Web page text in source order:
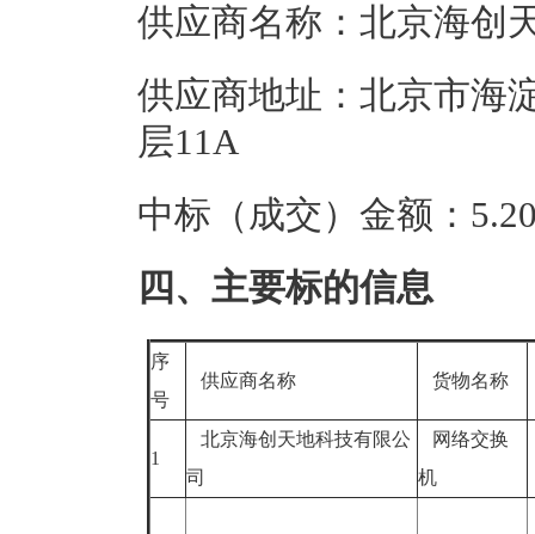
供应商名称：北京海创
供应商地址：北京市海
层11A
中标（成交）金额：
四、主要标的信息
序
号
供应商名称 货物名称
1
北京海创天地科技有限公
司
网络交换
机